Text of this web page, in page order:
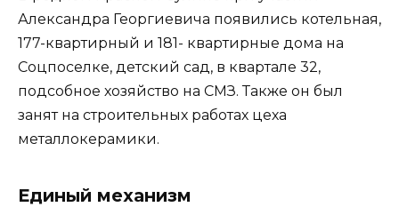
Александра Георгиевича появились котельная,
177-квартирный и 181- квартирные дома на
Соцпоселке, детский сад, в квартале 32,
подсобное хозяйство на СМЗ. Также он был
занят на строительных работах цеха
металлокерамики.
Единый механизм